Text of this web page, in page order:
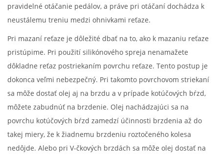
pravidelné otáčanie pedálov, a práve pri otáčaní dochádza k
neustálemu treniu medzi ohnivkami reťaze.
Pri mazaní reťaze je dôležité dbať na to, ako k mazaniu reťaze
pristúpime. Pri použití silikónového spreja nenamažete
dôkladne reťaz postriekaním povrchu reťaze. Tento postup je
dokonca veľmi nebezpečný. Pri takomto povrchovom striekaní
sa môže dostať olej aj na brzdu a v prípade kotúčových bŕzd,
môžete zabudnúť na brzdenie. Olej nachádzajúci sa na
povrchu kotúčových bŕzd zamedzí účinnosti brzdenia až do
takej miery, že k žiadnemu brzdeniu roztočeného kolesa
nedôjde. Alebo pri V-čkových brzdách sa môže olej dostať na